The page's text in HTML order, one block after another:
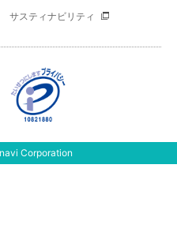
サスティナビリティ
Corporation